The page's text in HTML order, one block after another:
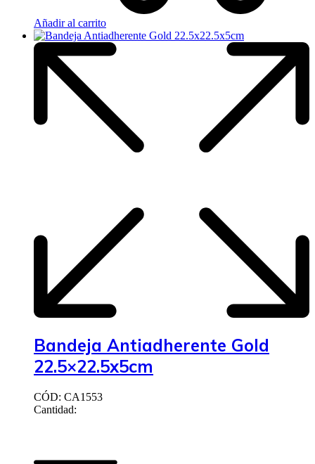
Añadir al carrito
Bandeja Antiadherente Gold
22.5×22.5x5cm
CÓD: CA1553
Cantidad: